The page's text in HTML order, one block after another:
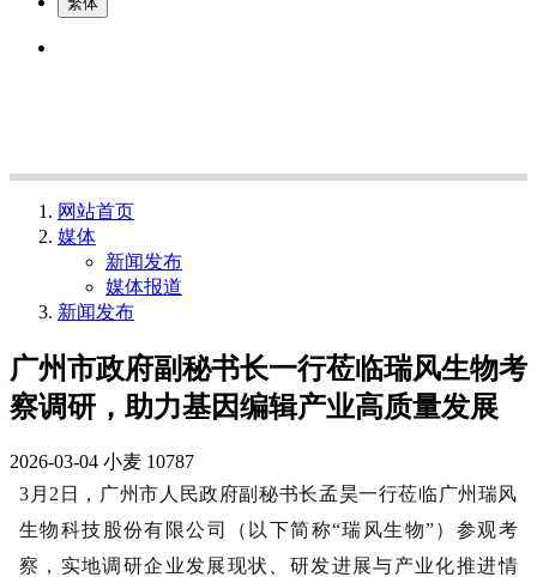
网站首页
媒体
新闻发布
媒体报道
新闻发布
广州市政府副秘书长一行莅临瑞风生物考
察调研，助力基因编辑产业高质量发展
2026-03-04 小麦 10787
3月2日，广州市人民政府副秘书长孟昊一行莅临广州瑞风
生物科技股份有限公司（以下简称“瑞风生物”）参观考
察，实地调研企业发展现状、研发进展与产业化推进情